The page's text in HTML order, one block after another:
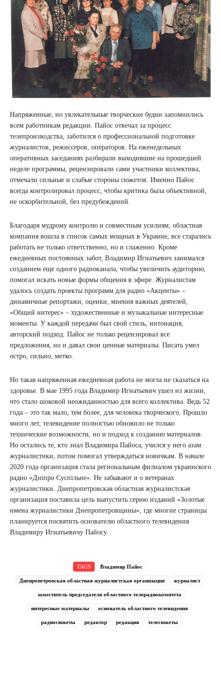
Напряженные, но увлекательные творческие будни запомнились
всем работникам редакции. Пайос отвечал за процесс
телепроизводства, заботился о профессиональной подготовке
журналистов, режиссеров, операторов. На еженедельных
оперативных заседаниях разбирали выходившие на прошедшей
неделе программы, рецензировали сами участники коллектива,
отмечали сильные и слабые стороны сюжетов. Именно Пайос
всегда контролировал процесс, чтобы критика была объективной,
не оскорбительной, без предубеждений.
Благодаря мудрому контролю и совместным усилиям, областная
компания вошла в список самых мощных в Украине, все старались
работать не только ответственно, но и слаженно. Кроме
ежедневных постоянных забот, Владимир Игнатьевич занимался
созданием еще одного радиоканала, чтобы увеличить аудиторию,
помогал искать новые формы общения в эфире. Журналистам
удалось создать проекты программ для радио «Акценты» –
динамичные репортажи, оценки, мнения важных деятелей,
«Общий интерес» – художественные и музыкальные интересные
моменты. У каждой передачи был свой стиль, интонация,
авторский подход. Пайос не только рецензировал все
предложения, но и давал свои ценные материалы. Писать умел
остро, сильно, метко.
Но такая напряженная ежедневная работа не могла не сказаться на
здоровье. В мае 1995 года Владимир Игнатьевич ушел из жизни,
что стало шоковой неожиданностью для всего коллектива. Ведь 52
года – это так мало, тем более, для человека творческого. Прошло
много лет, телевидение полностью обновило не только
технические возможности, но и подход к созданию материалов.
Но остались те, кто знал Владимира Пайоса, учился у него азам
журналистики, потом помогал утверждаться новичкам. В начале
2020 года организация стала региональным филиалом украинского
радио «Дніпро Суспільне». Не забывают и о ветеранах
журналистики. Днепропетровская областная журналистская
организация поставила цель выпустить серию изданий «Золотые
имена журналистики Днепропетровщины», где многие страницы
планируется посвятить основателю областного телевидения
Владимиру Игнатьевичу Пайосу.
TAGS Владимир Пайос
Днепропетровская областная журналистская организация журналист
заместитель председателя областного телерадиокомитета
интересные материалы основатель областного телевидения
радиосюжеты редактор редакция телесюжеты